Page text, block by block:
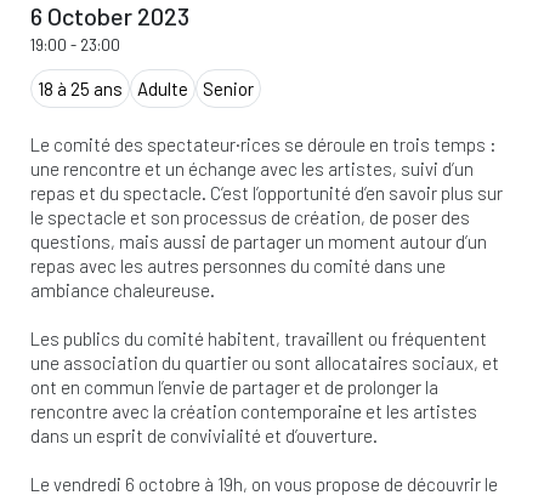
6 October 2023
19:00 - 23:00
18 à 25 ans Adulte Senior
Le comité des spectateur·rices se déroule en trois temps :
une rencontre et un échange avec les artistes, suivi d’un
repas et du spectacle. C’est l’opportunité d’en savoir plus sur
le spectacle et son processus de création, de poser des
questions, mais aussi de partager un moment autour d’un
repas avec les autres personnes du comité dans une
ambiance chaleureuse.
Les publics du comité habitent, travaillent ou fréquentent
une association du quartier ou sont allocataires sociaux, et
ont en commun l’envie de partager et de prolonger la
rencontre avec la création contemporaine et les artistes
dans un esprit de convivialité et d’ouverture.
Le vendredi 6 octobre à 19h, on vous propose de découvrir le